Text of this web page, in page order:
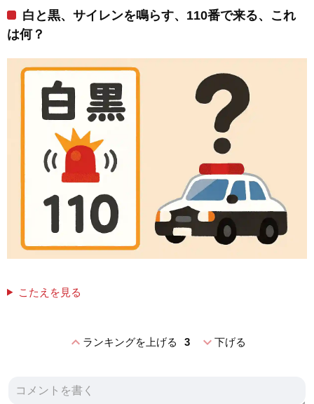
白と黒、サイレンを鳴らす、110番で来る、これ
は何？
こたえを見る
expand_lessランキングを上げる 3 expand_more下げる